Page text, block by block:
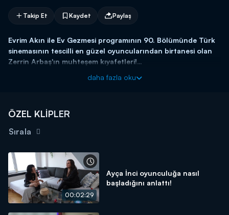
Takip Et Kaydet Paylaş
Evrim Akın ile Ev Gezmesi programının 90. Bölümünde Türk
sinemasının tescilli en güzel oyuncularından birtanesi olan
Zerrin Arbaş'ın muhteşem kıyafetleri!
Evrim Akın ile Ev Gezmesi her pazar 12.45'te Kanal D'de!
daha fazla oku
ÖZEL KLİPLER
Sırala
00:02:29
Ayça İnci oyunculuğa nasıl
başladığını anlattı!